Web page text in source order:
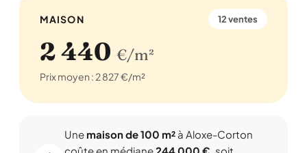
MAISON 12 ventes
2 440 €/m²
Prix moyen : 2 827 €/m²
Une maison de 100 m² à Aloxe-Corton